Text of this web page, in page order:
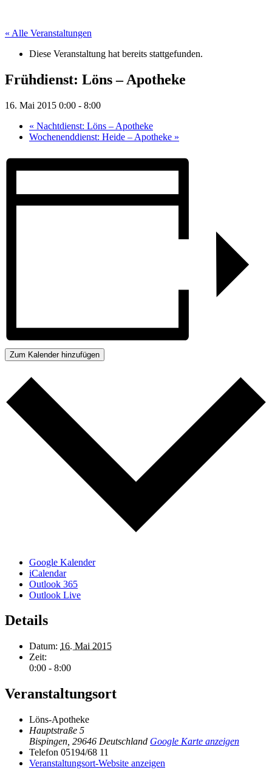
« Alle Veranstaltungen
Diese Veranstaltung hat bereits stattgefunden.
Frühdienst: Löns – Apotheke
16. Mai 2015 0:00 - 8:00
« Nachtdienst: Löns – Apotheke
Wochenenddienst: Heide – Apotheke »
Zum Kalender hinzufügen
Google Kalender
iCalendar
Outlook 365
Outlook Live
Details
Datum: 16. Mai 2015
Zeit:
0:00 - 8:00
Veranstaltungsort
Löns-Apotheke
Hauptstraße 5
Bispingen 29646 Deutschland Google Karte anzeigen
Telefon 05194/68 11
Veranstaltungsort-Website anzeigen